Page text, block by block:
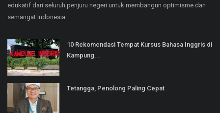
edukatif dari seluruh penjuru negeri untuk membangun optimisme dan
semangat Indonesia.
10 Rekomendasi Tempat Kursus Bahasa Inggris di
Kampung...
Tetangga, Penolong Paling Cepat